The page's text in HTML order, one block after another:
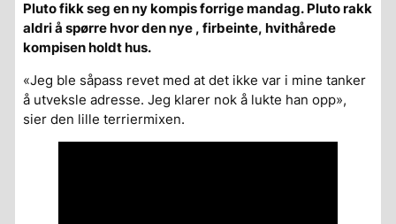
Pluto fikk seg en ny kompis forrige mandag. Pluto rakk
aldri å spørre hvor den nye , firbeinte, hvithårede
kompisen holdt hus.
«Jeg ble såpass revet med at det ikke var i mine tanker
å utveksle adresse. Jeg klarer nok å lukte han opp»,
sier den lille terriermixen.